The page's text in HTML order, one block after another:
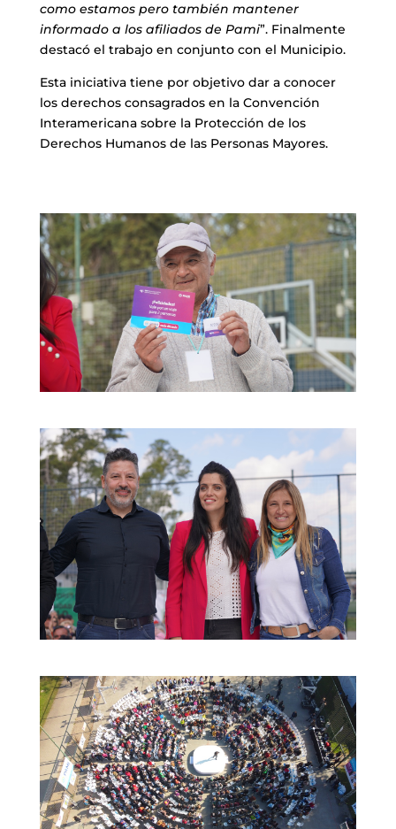
como estamos pero también mantener
informado a los afiliados de Pami”. Finalmente
destacó el trabajo en conjunto con el Municipio.
Esta iniciativa tiene por objetivo dar a conocer
los derechos consagrados en la Convención
Interamericana sobre la Protección de los
Derechos Humanos de las Personas Mayores.